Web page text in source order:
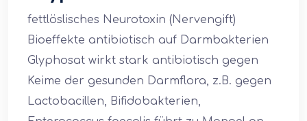
fettlöslisches Neurotoxin (Nervengift)
Bioeffekte antibiotisch auf Darmbakterien
Glyphosat wirkt stark antibiotisch gegen
Keime der gesunden Darmflora, z.B. gegen
Lactobacillen, Bifidobakterien,